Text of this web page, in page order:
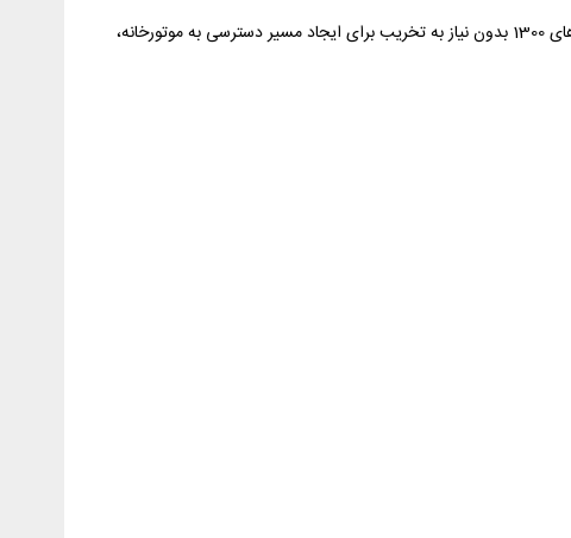
2- در محلهایی که موتورخانه زیرزمینی دارند و دیگ های فولادی یکپارچه در آن محل دچار اشکالات اساسی است و باید تعویض شود. دیگ های 1300 بدون نیاز به تخریب برای ایجاد مسیر دسترسی به موتورخانه،